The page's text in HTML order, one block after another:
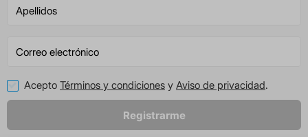
Acepto Términos y condiciones y Aviso de privacidad.
Registrarme